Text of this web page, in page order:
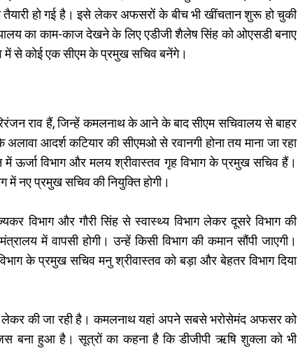
तैयारी हो गई है। इसे लेकर अफसरों के बीच भी खींचतान शुरू हो चुकी
का काम-काज देखने के लिए एडीजी शैलेष सिंह को ओएसडी बनाए
में से कोई एक सीएम के प्रमुख सचिव बनेंगे।
राव हैं, जिन्हें कमलनाथ के आने के बाद सीएम सचिवालय से बाहर
आदर्श कटियार की सीएमओ से रवानगी होना तय माना जा रहा
ऊर्जा विभाग और मलय श्रीवास्तव गृह विभाग के प्रमुख सचिव हैं।
नए प्रमुख सचिव की नियुक्ति होगी।
विभाग और गौरी सिंह से स्वास्थ्य विभाग लेकर दूसरे विभाग की
में वापसी होगी। उन्हें किसी विभाग की कमान सौंपी जाएगी।
के प्रमुख सचिव मनु श्रीवास्तव को बड़ा और बेहतर विभाग दिया
लेकर की जा रही है। कमलनाथ यहां अपने सबसे भरोसेमंद अफसर को
हुआ है। सूत्रों का कहना है कि डीजीपी ऋषि शुक्ला को भी